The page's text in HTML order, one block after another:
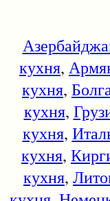
кухня,
кухня,
кухня,
кухня,
кухня,
кухня,